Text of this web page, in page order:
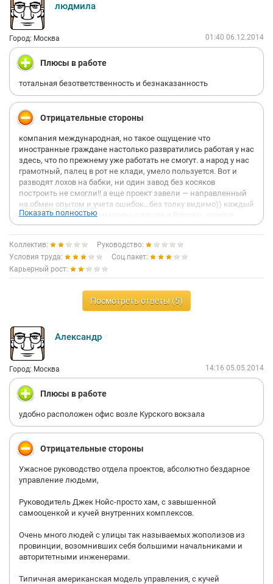
людмила
Город: Москва 01:40 06.12.2014
Плюсы в работе
тотальная безответственность и безнаказанность
Отрицательные стороны
компания международная, но такое ощущение что
иностранные граждане настолько развратились работая у нас
здесь, что по прежнему уже работать не смогут. а народ у нас
грамотный, палец в рот не клади, умело пользуется. Вот и
разводят лохов на бабки, ни один завод без косяков
построить не смогли!! а еще проект завели — направленный
на обмен опытом и учета ошибок…без толку видимо)) каждый
раз — мы же учимся, мы только зашли в Россию, хочется
задать вопрос — вам деньги платят за то чтобы вы училсь?
или чтобы бабки зарабатывали? вопрос рентабельности
вообще не стоит — главное бабло потратить и распилить и то
что это все никогда не окупится похоже или не понимамает
никто или вслух не говорит отмывочная контора, убытки
сливают в Россию, продают хлам китайский и за безумные
деньги его устанавливают. а реально это в разы дешевле
можно сделать (даже в самой же компании, только в другой
стране, это все дешевле стоит) в итоге либо санкции дожмут
этот бизнес, либо продадут китайцам, т.к сами ни хрена
сделать не смогут.
Показать полностью
Коллектив:
Руководство:
Условия труда:
Соц.пакет:
Карьерный рост:
Посмотреть ответы (5)
Александр
Город: Москва 14:16 05.05.2014
Плюсы в работе
удобно расположен офис возле Курского вокзала
Отрицательные стороны
Ужасное руководство отдела проектов, абсолютно бездарное
управление людьми,
Руководитель Джек Нойс-просто хам, с завышенной
самооценкой и кучей внутренних комплексов.
Очень много людей с улицы так называемых жополизов из
провинции, возомнивших себя большими начальниками и
авторитетными инженерами.
Типичная американская модель управления, с кучей